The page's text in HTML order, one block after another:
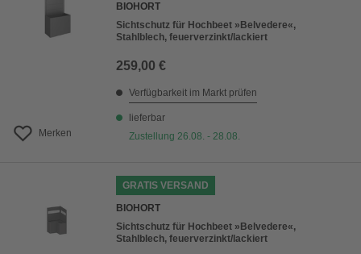
Merken
BIOHORT
Sichtschutz für Hochbeet »Belvedere«,
Stahlblech, feuerverzinkt/lackiert
259,00 €
Verfügbarkeit im Markt prüfen
lieferbar
Zustellung 26.08. - 28.08.
GRATIS VERSAND
BIOHORT
Sichtschutz für Hochbeet »Belvedere«,
Stahlblech, feuerverzinkt/lackiert